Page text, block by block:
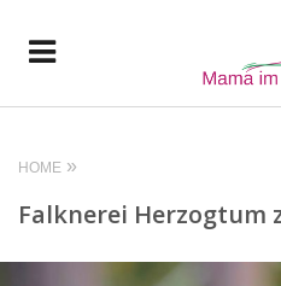
HOME
Falknerei Herzogtum